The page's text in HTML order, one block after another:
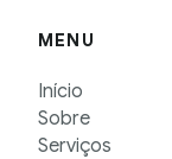
MENU
Início
Sobre
Serviços